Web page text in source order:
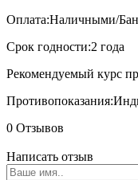
Оплата:Наличными/
Срок годности:2 года
Рекомендуемый курс
Противопоказания:
0 Отзывов
Написать отзыв